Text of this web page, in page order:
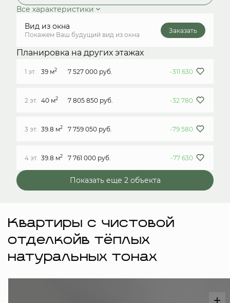
Все характеристики
Вид из окна
Покажем Ваш будущий вид из окна
Заказать
Планировка на других этажах
1 эт. 39 м2 7 527 000 руб. -311 630
2 эт. 40 м2 7 805 850 руб. -32 780
3 эт. 39.8 м2 7 759 050 руб. -79 580
4 эт. 39.8 м2 7 761 000 руб. -77 630
Показать еще 2 объектa
Квартиры с чистовой
отделкойв тёплых
натуральных тонах